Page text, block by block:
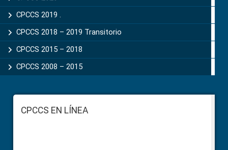
CPCCS 2019 .
CPCCS 2018 – 2019 Transitorio
CPCCS 2015 – 2018
CPCCS 2008 – 2015
FooterCPCCS EN LÍNEA